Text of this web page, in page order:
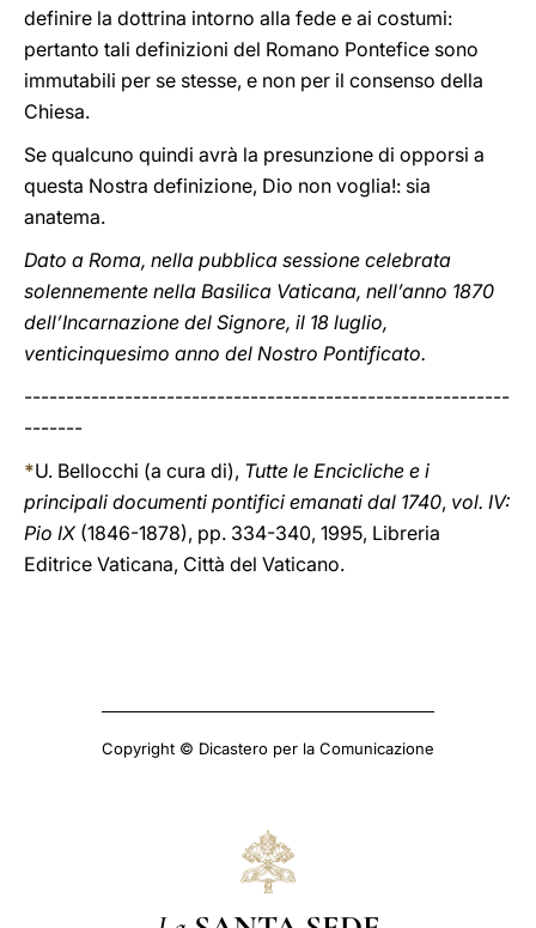
definire la dottrina intorno alla fede e ai costumi:
pertanto tali definizioni del Romano Pontefice sono
immutabili per se stesse, e non per il consenso della
Chiesa.
Se qualcuno quindi avrà la presunzione di opporsi a
questa Nostra definizione, Dio non voglia!: sia
anatema.
Dato a Roma, nella pubblica sessione celebrata
solennemente nella Basilica Vaticana, nell’anno 1870
dell’Incarnazione del Signore, il 18 luglio,
venticinquesimo anno del Nostro Pontificato.
----------------------------------------------------------
-------
*U. Bellocchi (a cura di), Tutte le Encicliche e i
principali documenti pontifici emanati dal 1740, vol. IV:
Pio IX(1846-1878), pp. 334-340, 1995, Libreria
Editrice Vaticana, Città del Vaticano.
Copyright © Dicastero per la Comunicazione